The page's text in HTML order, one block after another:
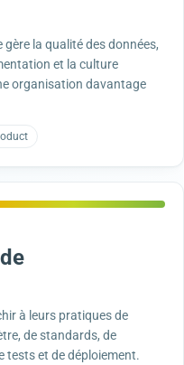
la qualité des données,
et la culture
organisation davantage
à leurs pratiques de
de standards, de
tests et de déploiement.